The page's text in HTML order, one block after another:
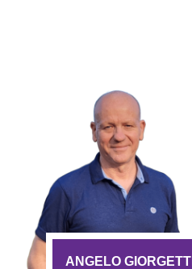
ANGELO GIORGETTI